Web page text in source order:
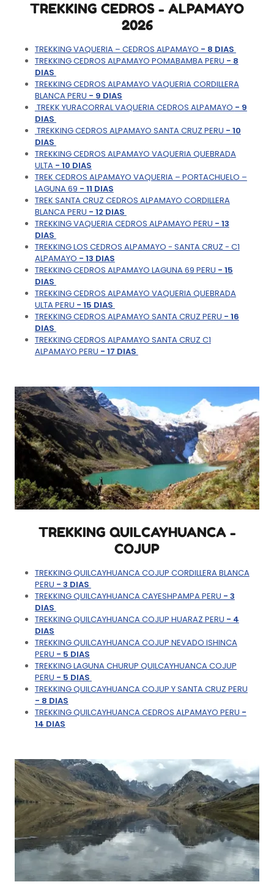
TREKKING CEDROS - ALPAMAYO
2026
TREKKING VAQUERIA – CEDROS ALPAMAYO - 8 DIAS
TREKKING CEDROS ALPAMAYO POMABAMBA PERU - 8
DIAS
TREKKING CEDROS ALPAMAYO VAQUERIA CORDILLERA
BLANCA PERU - 9 DIAS
TREKK YURACORRAL VAQUERIA CEDROS ALPAMAYO - 9
DIAS
TREKKING CEDROS ALPAMAYO SANTA CRUZ PERU - 10
DIAS
TREKKING CEDROS ALPAMAYO VAQUERIA QUEBRADA
ULTA - 10 DIAS
TREK CEDROS ALPAMAYO VAQUERIA – PORTACHUELO –
LAGUNA 69 - 11 DIAS
TREK SANTA CRUZ CEDROS ALPAMAYO CORDILLERA
BLANCA PERU - 12 DIAS
TREKKING VAQUERIA CEDROS ALPAMAYO PERU - 13
DIAS
TREKKING LOS CEDROS ALPAMAYO - SANTA CRUZ - C1
ALPAMAYO - 13 DIAS
TREKKING CEDROS ALPAMAYO LAGUNA 69 PERU - 15
DIAS
TREKKING CEDROS ALPAMAYO VAQUERIA QUEBRADA
ULTA PERU - 15 DIAS
TREKKING CEDROS ALPAMAYO SANTA CRUZ PERU - 16
DIAS
TREKKING CEDROS ALPAMAYO SANTA CRUZ C1
ALPAMAYO PERU - 17 DIAS
TREKKING QUILCAYHUANCA -
COJUP
TREKKING QUILCAYHUANCA COJUP CORDILLERA BLANCA
PERU - 3 DIAS
TREKKING QUILCAYHUANCA CAYESHPAMPA PERU - 3
DIAS
TREKKING QUILCAYHUANCA COJUP HUARAZ PERU - 4
DIAS
TREKKING QUILCAYHUANCA COJUP NEVADO ISHINCA
PERU - 5 DIAS
TREKKING LAGUNA CHURUP QUILCAYHUANCA COJUP
PERU - 5 DIAS
TREKKING QUILCAYHUANCA COJUP Y SANTA CRUZ PERU
- 8 DIAS
TREKKING QUILCAYHUANCA CEDROS ALPAMAYO PERU -
14 DIAS